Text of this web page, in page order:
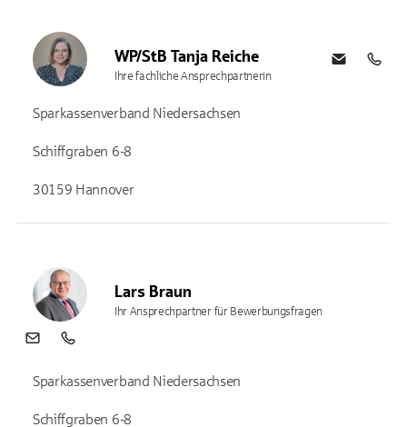
WP/StB Tanja Reiche
Ihre fachliche Ansprechpartnerin E-Mail0511
Sparkassenverband Niedersachsen
Schiffgraben 6-8
30159 Hannover
Lars Braun
Ihr Ansprechpartner für Bewerbungsfragen
E-Mail0511 3603-484
Sparkassenverband Niedersachsen
Schiffgraben 6-8